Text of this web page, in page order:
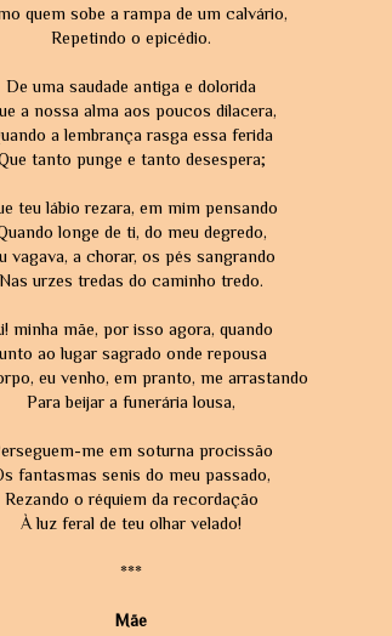
quem sobe a rampa de um calvário,
Repetindo o epicédio.
De uma saudade antiga e dolorida
a nossa alma aos poucos dilacera,
a lembrança rasga essa ferida
tanto punge e tanto desespera;
teu lábio rezara, em mim pensando
longe de ti, do meu degredo,
vagava, a chorar, os pés sangrando
Nas urzes tredas do caminho tredo.
minha mãe, por isso agora, quando
ao lugar sagrado onde repousa
eu venho, em pranto, me arrastando
Para beijar a funerária lousa,
me em soturna procissão
fantasmas senis do meu passado,
Rezando o réquiem da recordação
À luz feral de teu olhar velado!
***
Mãe